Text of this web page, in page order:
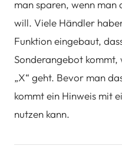
man sparen, wenn man
will. Viele Händler
Funktion eingebaut,
Sonderangebot kommt,
„X“ geht. Bevor man
kommt ein Hinweis mit
nutzen kann.